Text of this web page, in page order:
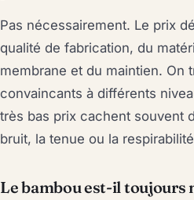
Pas nécessairement. Le prix
qualité de fabrication, du
membrane et du maintien. On
convaincants à différents
très bas prix cachent souvent
bruit, la tenue ou la
Le bambou est-il toujours